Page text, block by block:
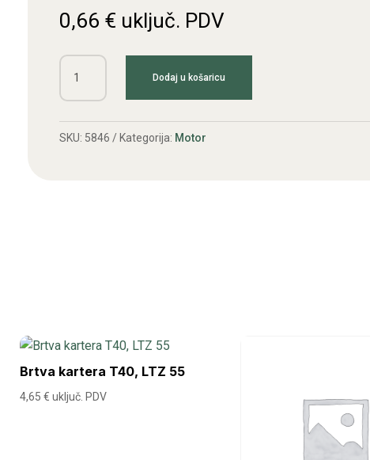
0,66 € uključ. PDV
Gumica
cijevi
ventila
Dodaj u košaricu
SKU: 5846 Kategorija: Motor
Brtva kartera T40, LTZ 55
4,65€ uključ. PDV